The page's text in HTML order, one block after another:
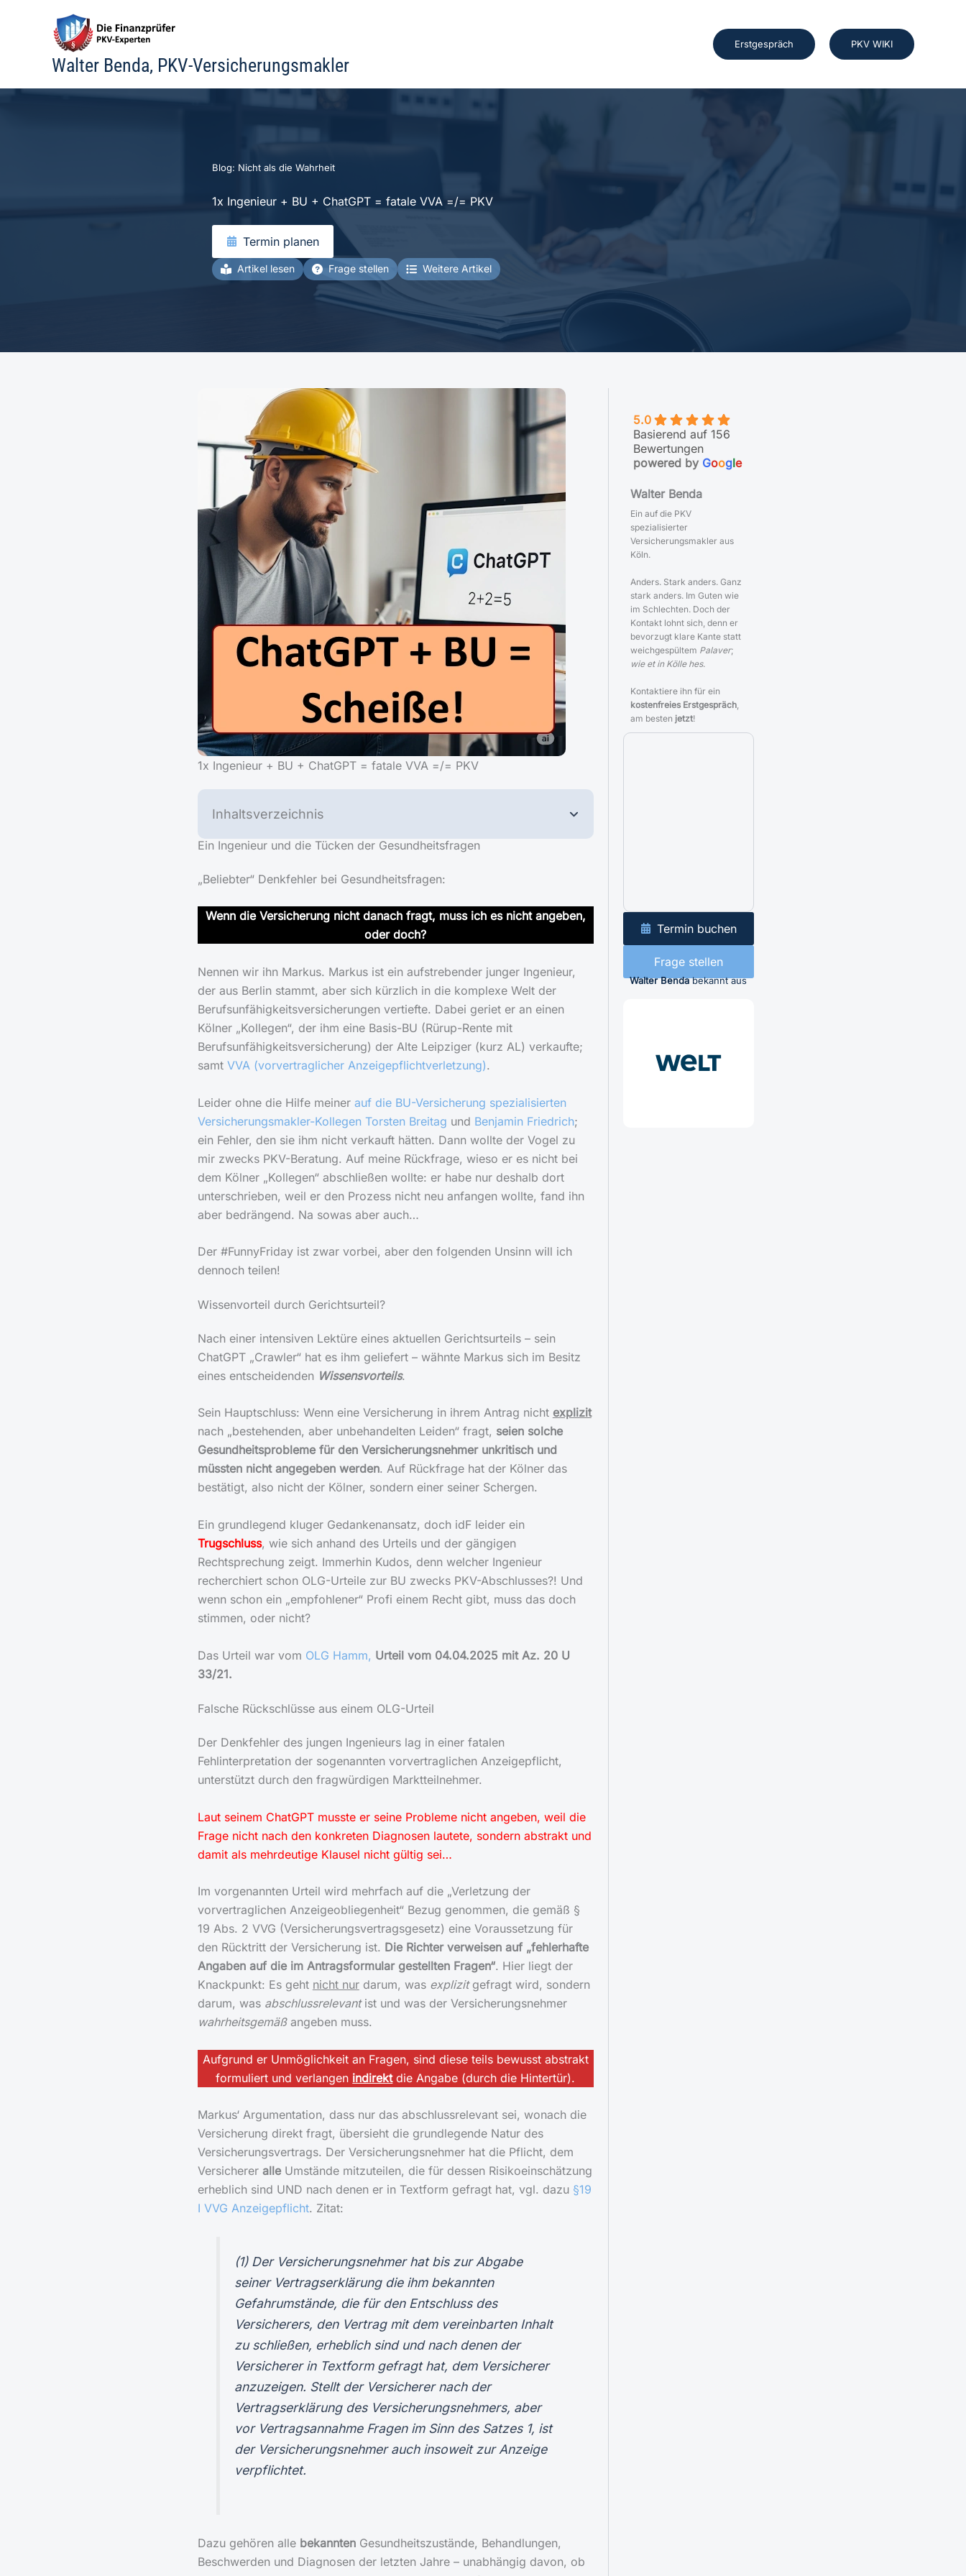
Walter Benda, PKV-Versicherungsmakler
Erstgespräch PKV WIKI
Blog: Nicht als die Wahrheit
1x Ingenieur + BU + ChatGPT = fatale VVA =/= PKV
Termin planen
Artikel lesen Frage stellen Weitere Artikel
1x Ingenieur + BU + ChatGPT = fatale VVA =/= PKV
Inhaltsverzeichnis
Ein Ingenieur und die Tücken der Gesundheitsfragen
„Beliebter“ Denkfehler bei Gesundheitsfragen:
Wenn die Versicherung nicht danach fragt, muss ich es nicht angeben,
oder doch?
Nennen wir ihn Markus. Markus ist ein aufstrebender junger Ingenieur,
der aus Berlin stammt, aber sich kürzlich in die komplexe Welt der
Berufsunfähigkeitsversicherungen vertiefte. Dabei geriet er an einen
Kölner „Kollegen“, der ihm eine Basis-BU (Rürup-Rente mit
Berufsunfähigkeitsversicherung) der Alte Leipziger (kurz AL) verkaufte;
samt VVA (vorvertraglicher Anzeigepflichtverletzung).
Leider ohne die Hilfe meiner auf die BU-Versicherung spezialisierten
Versicherungsmakler-Kollegen Torsten Breitag und Benjamin Friedrich;
ein Fehler, den sie ihm nicht verkauft hätten. Dann wollte der Vogel zu
mir zwecks PKV-Beratung. Auf meine Rückfrage, wieso er es nicht bei
dem Kölner „Kollegen“ abschließen wollte: er habe nur deshalb dort
unterschrieben, weil er den Prozess nicht neu anfangen wollte, fand ihn
aber bedrängend. Na sowas aber auch…
Der #FunnyFriday ist zwar vorbei, aber den folgenden Unsinn will ich
dennoch teilen!
Wissenvorteil durch Gerichtsurteil?
Nach einer intensiven Lektüre eines aktuellen Gerichtsurteils – sein
ChatGPT „Crawler“ hat es ihm geliefert – wähnte Markus sich im Besitz
eines entscheidenden Wissensvorteils.
Sein Hauptschluss: Wenn eine Versicherung in ihrem Antrag nicht explizit
nach „bestehenden, aber unbehandelten Leiden“ fragt, seien solche
Gesundheitsprobleme für den Versicherungsnehmer unkritisch und
müssten nicht angegeben werden. Auf Rückfrage hat der Kölner das
bestätigt, also nicht der Kölner, sondern einer seiner Schergen.
Ein grundlegend kluger Gedankenansatz, doch idF leider ein
Trugschluss, wie sich anhand des Urteils und der gängigen
Rechtsprechung zeigt. Immerhin Kudos, denn welcher Ingenieur
recherchiert schon OLG-Urteile zur BU zwecks PKV-Abschlusses?! Und
wenn schon ein „empfohlener“ Profi einem Recht gibt, muss das doch
stimmen, oder nicht?
Das Urteil war vom OLG Hamm, Urteil vom 04.04.2025 mit Az. 20 U
33/21.
Falsche Rückschlüsse aus einem OLG-Urteil
Der Denkfehler des jungen Ingenieurs lag in einer fatalen
Fehlinterpretation der sogenannten vorvertraglichen Anzeigepflicht,
unterstützt durch den fragwürdigen Marktteilnehmer.
Laut seinem ChatGPT musste er seine Probleme nicht angeben, weil die
Frage nicht nach den konkreten Diagnosen lautete, sondern abstrakt und
damit als mehrdeutige Klausel nicht gültig sei…
Im vorgenannten Urteil wird mehrfach auf die „Verletzung der
vorvertraglichen Anzeigeobliegenheit“ Bezug genommen, die gemäß §
19 Abs. 2 VVG (Versicherungsvertragsgesetz) eine Voraussetzung für
den Rücktritt der Versicherung ist. Die Richter verweisen auf „fehlerhafte
Angaben auf die im Antragsformular gestellten Fragen“. Hier liegt der
Knackpunkt: Es geht nicht nurdarum, was explizitgefragt wird, sondern
darum, was abschlussrelevantist und was der Versicherungsnehmer
wahrheitsgemäßangeben muss.
Aufgrund er Unmöglichkeit an Fragen, sind diese teils bewusst abstrakt
formuliert und verlangen indirektdie Angabe (durch die Hintertür).
Markus‘ Argumentation, dass nur das abschlussrelevant sei, wonach die
Versicherung direkt fragt, übersieht die grundlegende Natur des
Versicherungsvertrags. Der Versicherungsnehmer hat die Pflicht, dem
Versicherer alleUmstände mitzuteilen, die für dessen Risikoeinschätzung
erheblich sind UND nach denen er in Textform gefragt hat, vgl. dazu §19
I VVG Anzeigepflicht. Zitat:
(1) Der Versicherungsnehmer hat bis zur Abgabe
seiner Vertragserklärung die ihm bekannten
Gefahrumstände, die für den Entschluss des
Versicherers, den Vertrag mit dem vereinbarten Inhalt
zu schließen, erheblich sind und nach denen der
Versicherer in Textform gefragt hat, dem Versicherer
anzuzeigen. Stellt der Versicherer nach der
Vertragserklärung des Versicherungsnehmers, aber
vor Vertragsannahme Fragen im Sinn des Satzes 1, ist
der Versicherungsnehmer auch insoweit zur Anzeige
verpflichtet.
Dazu gehören alle bekanntenGesundheitszustände, Behandlungen,
Beschwerden und Diagnosen der letzten Jahre – unabhängig davon, ob
5.0
Basierend auf 156
Bewertungen
powered by Google
Walter Benda
Ein auf die PKV
spezialisierter
Versicherungsmakler aus
Köln.
Anders. Stark anders. Ganz
stark anders. Im Guten wie
im Schlechten. Doch der
Kontakt lohnt sich, denn er
bevorzugt klare Kante statt
weichgespültem Palaver;
wie et in Kölle hes.
Kontaktiere ihn für ein
kostenfreies Erstgespräch,
am besten jetzt!
Termin buchen
Frage stellen
Walter Bendabekannt aus